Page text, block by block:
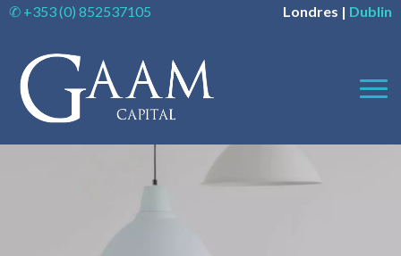
✆ +353 (0) 852537105 Londres | Dublin